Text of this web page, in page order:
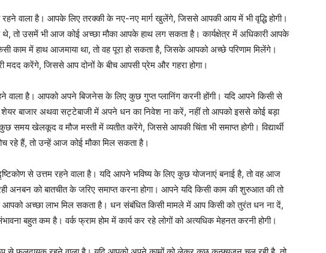
वाला है। आपके लिए तरक्की के नए-नए मार्ग खुलेंगे, जिससे आपकी आय में भी वृद्धि होगी।
तो उसमें भी आज कोई अच्छा मौका आपके हाथ लग सकता है। कार्यक्षेत्र में अधिकारी आपके
काम में हाथ आजमाया था, तो वह पूरा हो सकता है, जिसके आपको अच्छे परिणाम मिलेंगे।
मदद करेंगे, जिससे आप दोनों के बीच आपसी प्रेम और गहरा होगा।
वाला है। आपको अपने बिजनेस के लिए कुछ गुप्त प्लानिंग करनी होंगी। यदि आपने किसी से
बाजार अथवा सट्टेबाजी में अपने धन का निवेश ना करें, नहीं तो आपको इससे कोई बड़ा
खेलकूद व मौज मस्ती में व्यतीत करेंगे, जिससे आपकी चिंता भी समाप्त होगी। विद्यार्थी
रहे हैं, तो उन्हें आज कोई मौका मिल सकता है।
से उत्तम रहने वाला है। यदि आपने भविष्य के लिए कुछ योजनाएं बनाई है, तो वह आज
अनबन को बातचीत के जरिए समाप्त करना होगा। आपने यदि किसी काम की शुरुआत की तो
अच्छा लाभ मिल सकता है। धन संबंधित किसी मामले में आप किसी को तुरंत धन ना दें,
बहुत कम है। वर्क फ्राम होम में कार्य कर रहे लोगों को अत्यधिक मेहनत करनी होगी।